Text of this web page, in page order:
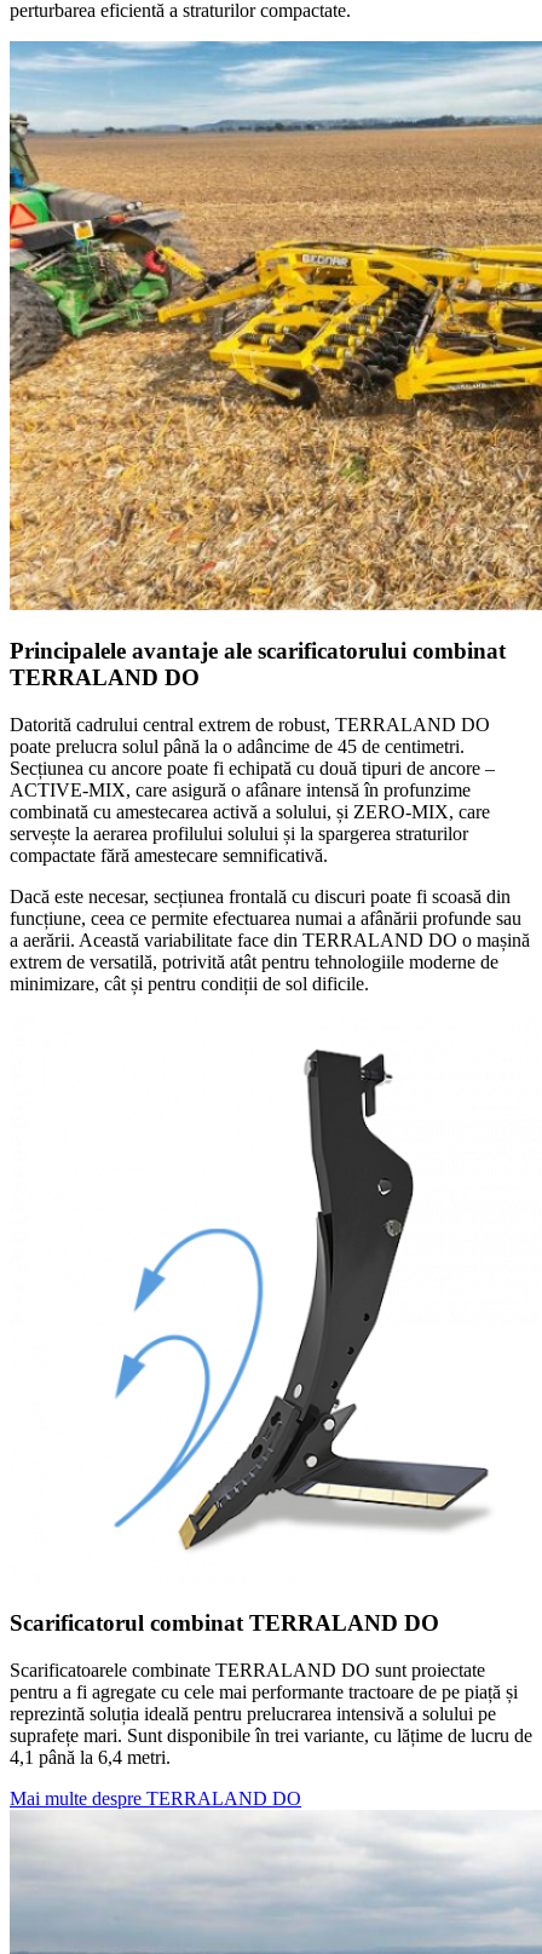
perturbarea eficientă a straturilor compactate.
Principalele avantaje ale scarificatorului combinat
TERRALAND DO
Datorită cadrului central extrem de robust, TERRALAND DO
poate prelucra solul până la o adâncime de 45 de centimetri.
Secțiunea cu ancore poate fi echipată cu două tipuri de ancore –
ACTIVE-MIX, care asigură o afânare intensă în profunzime
combinată cu amestecarea activă a solului, și ZERO-MIX, care
servește la aerarea profilului solului și la spargerea straturilor
compactate fără amestecare semnificativă.
Dacă este necesar, secțiunea frontală cu discuri poate fi scoasă din
funcțiune, ceea ce permite efectuarea numai a afânării profunde sau
a aerării. Această variabilitate face din TERRALAND DO o mașină
extrem de versatilă, potrivită atât pentru tehnologiile moderne de
minimizare, cât și pentru condiții de sol dificile.
Scarificatorul combinat TERRALAND DO
Scarificatoarele combinate TERRALAND DO sunt proiectate
pentru a fi agregate cu cele mai performante tractoare de pe piață și
reprezintă soluția ideală pentru prelucrarea intensivă a solului pe
suprafețe mari. Sunt disponibile în trei variante, cu lățime de lucru de
4,1 până la 6,4 metri.
Mai multe despre TERRALAND DO